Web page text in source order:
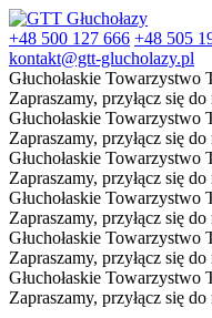
+48 500 127 666 +48 505
kontakt@gtt-glucholazy.pl
Głuchołaskie Towarzystwo
Zapraszamy, przyłącz się do
Głuchołaskie Towarzystwo
Zapraszamy, przyłącz się do
Głuchołaskie Towarzystwo
Zapraszamy, przyłącz się do
Głuchołaskie Towarzystwo
Zapraszamy, przyłącz się do
Głuchołaskie Towarzystwo
Zapraszamy, przyłącz się do
Głuchołaskie Towarzystwo
Zapraszamy, przyłącz się do